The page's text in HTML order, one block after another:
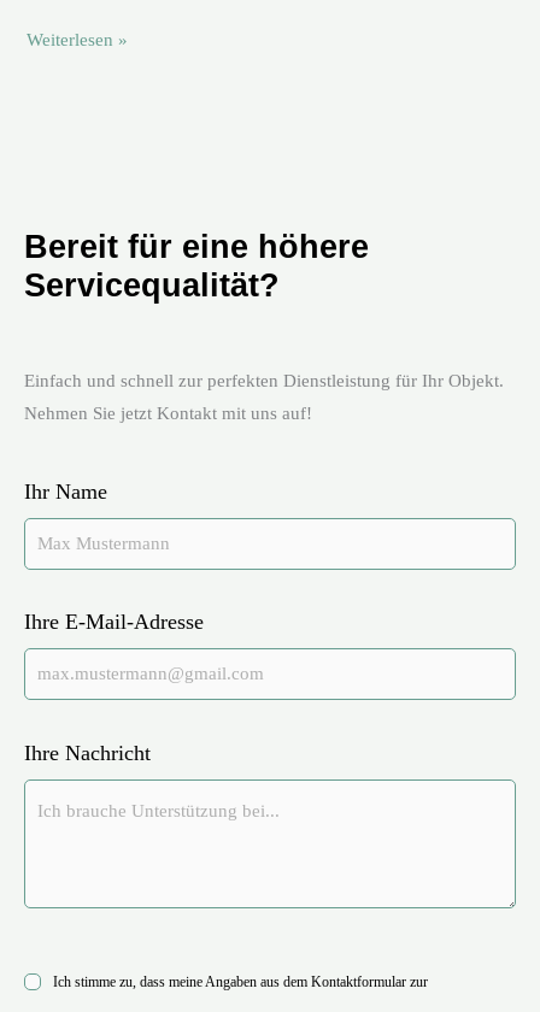
Weiterlesen »
Bereit für eine höhere
Servicequalität?
Einfach und schnell zur perfekten Dienstleistung für Ihr Objekt.
Nehmen Sie jetzt Kontakt mit uns auf!
Ihr Name
Ihre E-Mail-Adresse
Ihre Nachricht
Ich stimme zu, dass meine Angaben aus dem Kontaktformular zur